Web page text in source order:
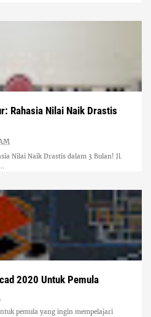
Rahasia Nilai Naik Drastis
Nilai Naik Drastis dalam 3 Bulan! Jl.
2020 Untuk Pemula
pemula yang ingin mempelajari